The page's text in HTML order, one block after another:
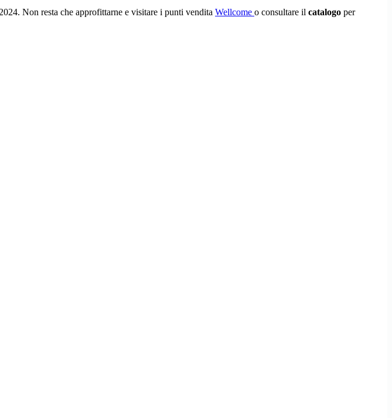
Non resta che approfittarne e visitare i punti vendita Wellcome o consultare il catalogo per